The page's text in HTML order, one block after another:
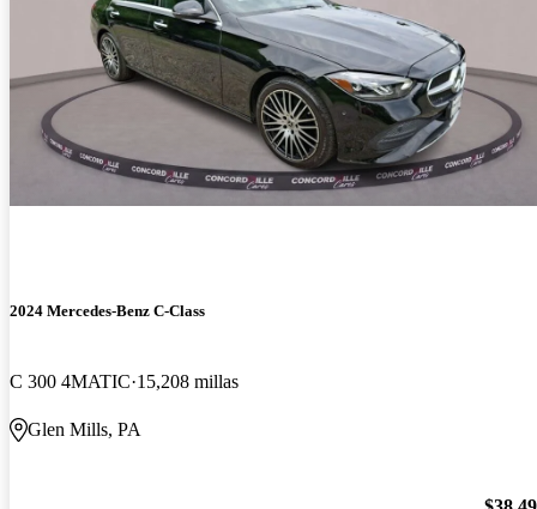
2024 Mercedes-Benz C-Class
C 300 4MATIC 15,208 millas
Glen Mills, PA